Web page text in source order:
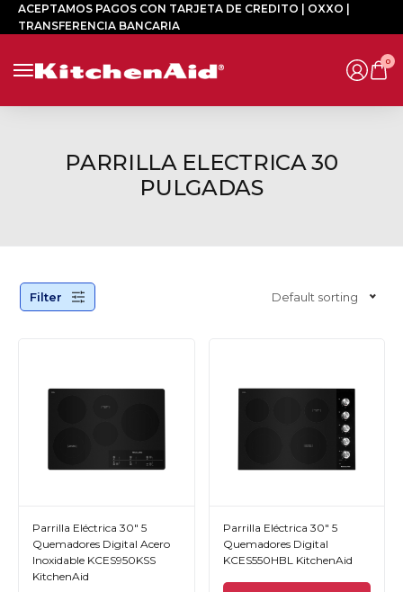
ACEPTAMOS PAGOS CON TARJETA DE CREDITO | OXXO |
TRANSFERENCIA BANCARIA
0
PARRILLA ELECTRICA 30
PULGADAS
Filter Default sorting
Parrilla Eléctrica 30" 5
Quemadores Digital Acero
Inoxidable KCES950KSS
KitchenAid
Parrilla Eléctrica 30" 5
Quemadores Digital
KCES550HBL KitchenAid